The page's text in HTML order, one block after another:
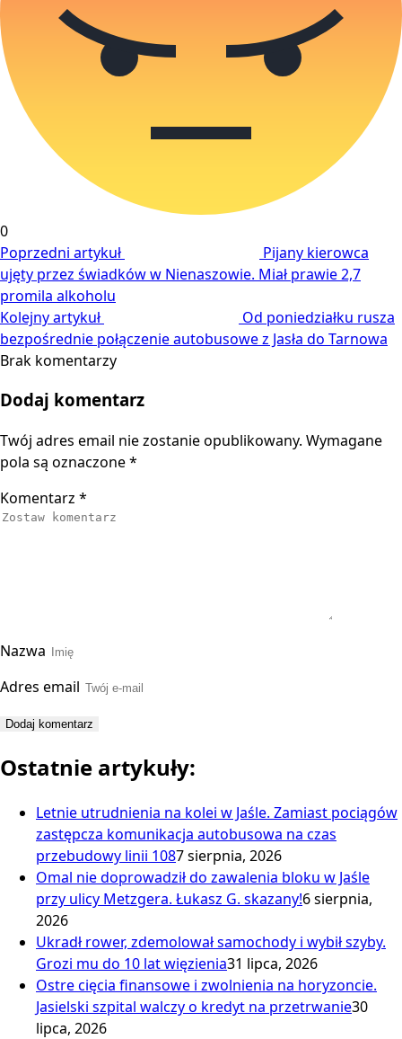
0
Poprzedni artykuł
Pijany kierowca
ujęty przez świadków w Nienaszowie. Miał prawie 2,7
promila alkoholu
Kolejny artykuł
Od poniedziałku rusza
bezpośrednie połączenie autobusowe z Jasła do Tarnowa
Brak komentarzy
Dodaj komentarz
Twój adres email nie zostanie opublikowany. Wymagane
pola są oznaczone*
Komentarz *
Nazwa
Adres email
Ostatnie artykuły:
Letnie utrudnienia na kolei w Jaśle. Zamiast pociągów
zastępcza komunikacja autobusowa na czas
przebudowy linii 1087 sierpnia, 2026
Omal nie doprowadził do zawalenia bloku w Jaśle
przy ulicy Metzgera. Łukasz G. skazany!6 sierpnia,
2026
Ukradł rower, zdemolował samochody i wybił szyby.
Grozi mu do 10 lat więzienia31 lipca, 2026
Ostre cięcia finansowe i zwolnienia na horyzoncie.
Jasielski szpital walczy o kredyt na przetrwanie30
lipca, 2026